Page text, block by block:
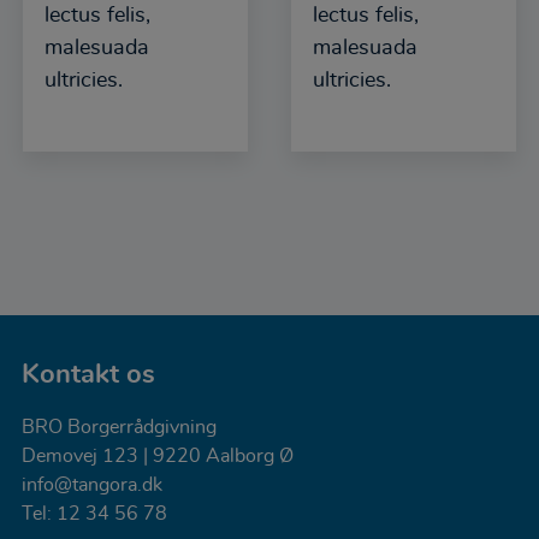
lectus felis,
malesuada
ultricies.
lectus felis,
malesuada
ultricies.
Kontakt os
BRO Borgerrådgivning
Demovej 123 | 9220 Aalborg Ø
info@tangora.dk
Tel: 12 34 56 78
interessant for den enkelte bruger.